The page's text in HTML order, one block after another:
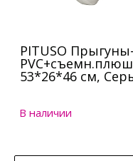
PITUSO
53*26*46 см,
В наличии